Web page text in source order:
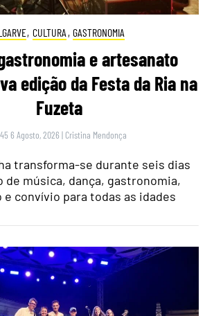
, CULTURA , GASTRONOMIA
e artesanato
edição da Festa da Ria na
Fuzeta
6 Agosto, 2026 | Cristina Mendonça
transforma-se durante seis dias
de música, dança, gastronomia,
convívio para todas as idades